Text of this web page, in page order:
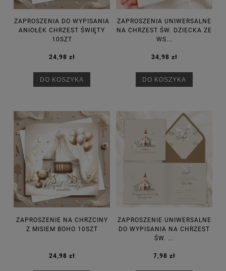
ZAPROSZENIA DO WYPISANIA
ANIOŁEK CHRZEST ŚWIĘTY
10SZT
24,98 zł
DO KOSZYKA
ZAPROSZENIA UNIWERSALNE
NA CHRZEST ŚW. DZIECKA ZE
WS...
34,98 zł
DO KOSZYKA
ZAPROSZENIE NA CHRZCINY
Z MISIEM BOHO 10SZT
24,98 zł
ZAPROSZENIE UNIWERSALNE
DO WYPISANIA NA CHRZEST
ŚW. ...
7,98 zł